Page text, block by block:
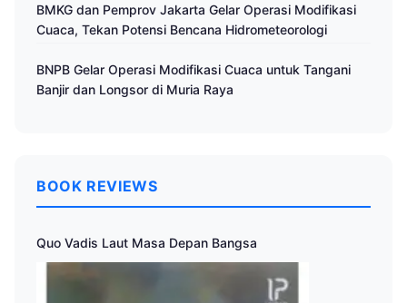
BMKG dan Pemprov Jakarta Gelar Operasi Modifikasi
Cuaca, Tekan Potensi Bencana Hidrometeorologi
BNPB Gelar Operasi Modifikasi Cuaca untuk Tangani
Banjir dan Longsor di Muria Raya
BOOK REVIEWS
Quo Vadis Laut Masa Depan Bangsa